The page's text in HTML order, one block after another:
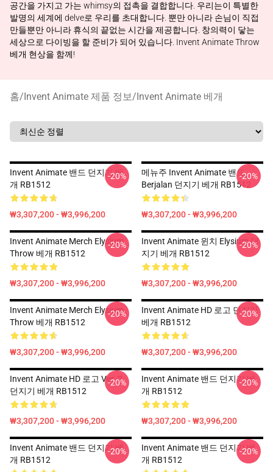
공간을 가지고 가는 whimsy의 접촉을 결합합니다. 우리는이 특별한
발명의 세계에 delve로 우리를 초대합니다. 뿐만 아니라 손님이 직접
만들뿐만 아니라 휴식의 끝없는 시간을 제공합니다. 창의력이 닿는
세상으로 다이빙을 할 준비가 되어 있습니다. Invent Animate Throw
베개 현상을 함께!
홈/Invent Animate 제품 정보/Invent Animate 베개
Invent Animate 밴드 던지기 베
개 RB1512
₩3,307,200 - ₩3,996,200
-20%
메뉴주 Invent Animate 밴드
Berjalan 던지기 베개 RB1512
₩3,307,200 - ₩3,996,200
-20%
Invent Animate Merch Elysium
Throw 베개 RB1512
₩3,307,200 - ₩3,996,200
-20%
Invent Animate 윈치 Elysium 던
지기 베개 RB1512
₩3,307,200 - ₩3,996,200
-20%
Invent Animate Merch Elysium
Throw 베개 RB1512
₩3,307,200 - ₩3,996,200
-20%
Invent Animate HD 로고 던지기
베개 RB1512
₩3,307,200 - ₩3,996,200
-20%
Invent Animate HD 로고 Ver. 2
던지기 베개 RB1512
₩3,307,200 - ₩3,996,200
-20%
Invent Animate 밴드 던지기 베
개 RB1512
₩3,307,200 - ₩3,996,200
-20%
Invent Animate 밴드 던지기 베
개 RB1512
-20%
Invent Animate 밴드 던지기 베
개 RB1512
-20%